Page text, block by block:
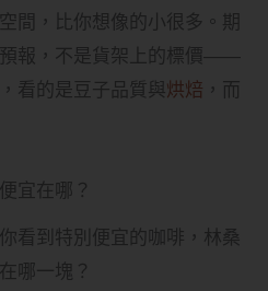
間，比你想像的小很多。期
報，不是貨架上的標價——
看的是豆子品質與烘焙 ，而
宜在哪？
看到特別便宜的咖啡，林桑
哪一塊？